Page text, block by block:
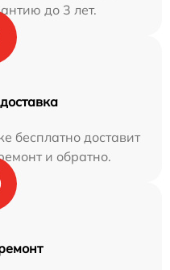
до 3 лет.
бесплатно доставит
и обратно.